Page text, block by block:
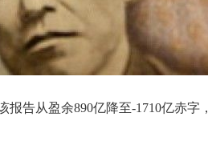
告从盈余890亿降至-1710亿赤